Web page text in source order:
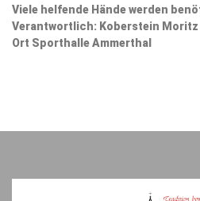
Viele helfende Hände werden
Verantwortlich: Koberstein Moritz
Ort Sporthalle Ammerthal